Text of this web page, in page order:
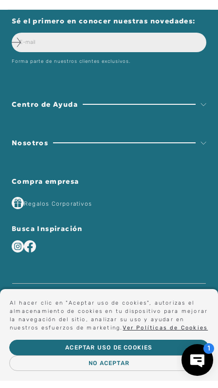
Al hacer clic en "Aceptar uso de cookies", autorizas el
almacenamiento de cookies en tu dispositivo para mejorar
la navegación del sitio, analizar su uso y ayudar en
nuestros esfuerzos de marketing.Ver Políticas de Cookies
NO ACEPTAR
ACEPTAR USO DE COOKIES
Sé el primero en conocer nuestras novedades:
Forma parte de nuestros clientes exclusivos.
Centro de Ayuda
Nosotros
Compra empresa
Regalos Corporativos
Busca Inspiración